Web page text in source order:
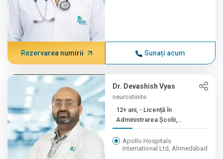
Rezervarea numirii Sunați acum
Dr. Devashish Vyas
neurostiinte
12+ ani, - Licență în
Administrarea Școlii,
Pramuk...
Apollo Hospitals
International Ltd, Ahmedabad